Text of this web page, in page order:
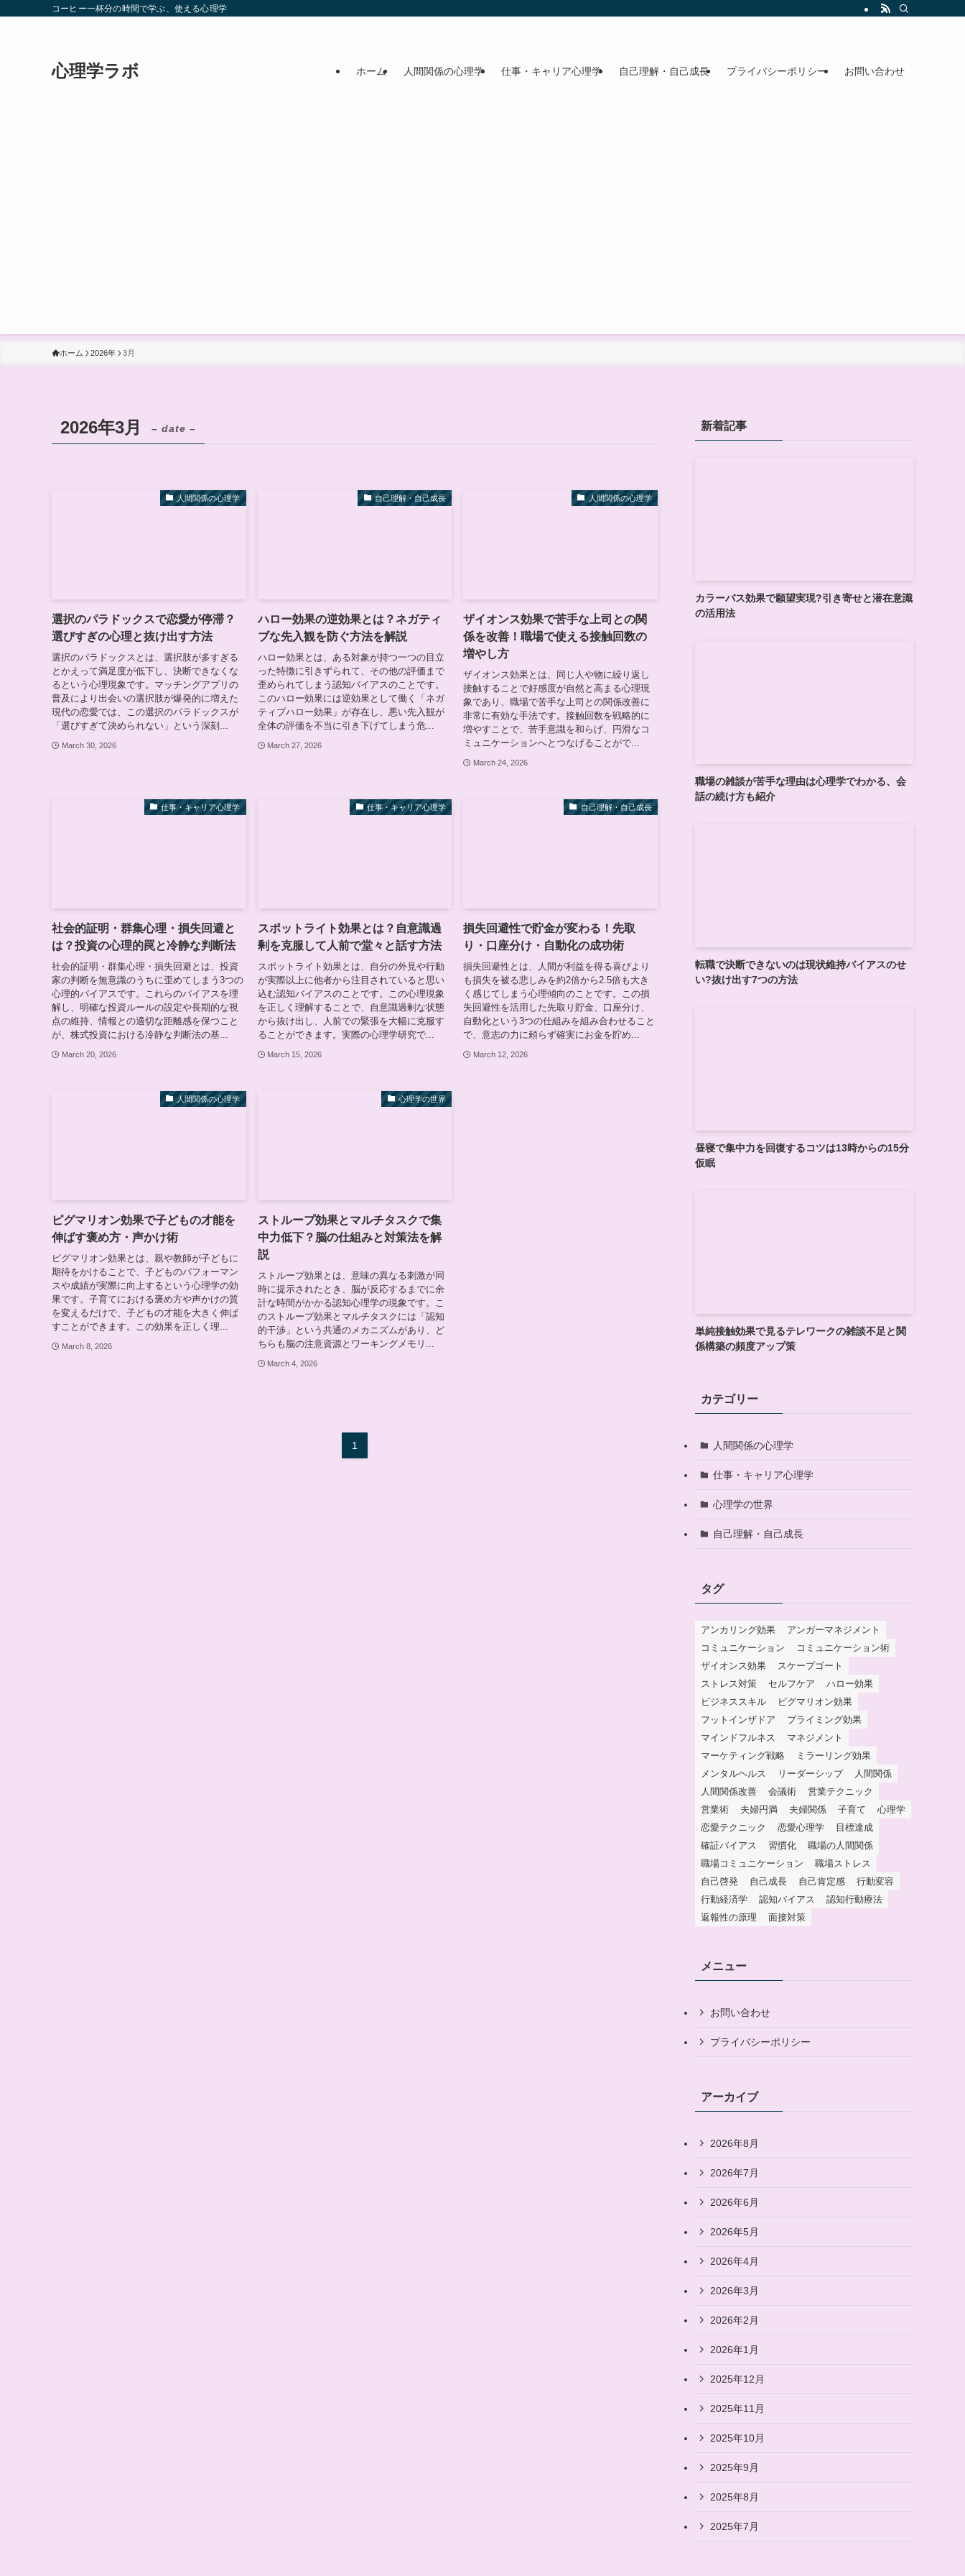
コーヒー一杯分の時間で学ぶ、使える心理学
心理学ラボ ホーム 人間関係の心理学 仕事・キャリア心理学 自己理解・自己成長 プライバシーポリシー お問い合わせ
ホーム 2026年 3月
2026年3月 – date –
人間関係の心理学
選択のパラドックスで恋愛が停滞？
選びすぎの心理と抜け出す方法
選択のパラドックスとは、選択肢が多すぎる
とかえって満足度が低下し、決断できなくな
るという心理現象です。マッチングアプリの
普及により出会いの選択肢が爆発的に増えた
現代の恋愛では、この選択のパラドックスが
「選びすぎて決められない」という深刻...
March 30, 2026
自己理解・自己成長
ハロー効果の逆効果とは？ネガティ
ブな先入観を防ぐ方法を解説
ハロー効果とは、ある対象が持つ一つの目立
った特徴に引きずられて、その他の評価まで
歪められてしまう認知バイアスのことです。
このハロー効果には逆効果として働く「ネガ
ティブハロー効果」が存在し、悪い先入観が
全体の評価を不当に引き下げてしまう危...
March 27, 2026
人間関係の心理学
ザイオンス効果で苦手な上司との関
係を改善！職場で使える接触回数の
増やし方
ザイオンス効果とは、同じ人や物に繰り返し
接触することで好感度が自然と高まる心理現
象であり、職場で苦手な上司との関係改善に
非常に有効な手法です。接触回数を戦略的に
増やすことで、苦手意識を和らげ、円滑なコ
ミュニケーションへとつなげることがで...
March 24, 2026
仕事・キャリア心理学
社会的証明・群集心理・損失回避と
は？投資の心理的罠と冷静な判断法
社会的証明・群集心理・損失回避とは、投資
家の判断を無意識のうちに歪めてしまう3つの
心理的バイアスです。これらのバイアスを理
解し、明確な投資ルールの設定や長期的な視
点の維持、情報との適切な距離感を保つこと
が、株式投資における冷静な判断法の基...
March 20, 2026
仕事・キャリア心理学
スポットライト効果とは？自意識過
剰を克服して人前で堂々と話す方法
スポットライト効果とは、自分の外見や行動
が実際以上に他者から注目されていると思い
込む認知バイアスのことです。この心理現象
を正しく理解することで、自意識過剰な状態
から抜け出し、人前での緊張を大幅に克服す
ることができます。実際の心理学研究で...
March 15, 2026
自己理解・自己成長
損失回避性で貯金が変わる！先取
り・口座分け・自動化の成功術
損失回避性とは、人間が利益を得る喜びより
も損失を被る悲しみを約2倍から2.5倍も大き
く感じてしまう心理傾向のことです。この損
失回避性を活用した先取り貯金、口座分け、
自動化という3つの仕組みを組み合わせること
で、意志の力に頼らず確実にお金を貯め...
March 12, 2026
人間関係の心理学
ピグマリオン効果で子どもの才能を
伸ばす褒め方・声かけ術
ピグマリオン効果とは、親や教師が子どもに
期待をかけることで、子どものパフォーマン
スや成績が実際に向上するという心理学の効
果です。子育てにおける褒め方や声かけの質
を変えるだけで、子どもの才能を大きく伸ば
すことができます。この効果を正しく理...
March 8, 2026
心理学の世界
ストループ効果とマルチタスクで集
中力低下？脳の仕組みと対策法を解
説
ストループ効果とは、意味の異なる刺激が同
時に提示されたとき、脳が反応するまでに余
計な時間がかかる認知心理学の現象です。こ
のストループ効果とマルチタスクには「認知
的干渉」という共通のメカニズムがあり、ど
ちらも脳の注意資源とワーキングメモリ...
March 4, 2026
1
新着記事
カラーバス効果で願望実現?引き寄せと潜在意識
の活用法
職場の雑談が苦手な理由は心理学でわかる、会
話の続け方も紹介
転職で決断できないのは現状維持バイアスのせ
い?抜け出す7つの方法
昼寝で集中力を回復するコツは13時からの15分
仮眠
単純接触効果で見るテレワークの雑談不足と関
係構築の頻度アップ策
カテゴリー
人間関係の心理学
仕事・キャリア心理学
心理学の世界
自己理解・自己成長
タグ
アンカリング効果
アンガーマネジメント
コミュニケーション
コミュニケーション術
ザイオンス効果
スケープゴート
ストレス対策
セルフケア
ハロー効果
ビジネススキル
ピグマリオン効果
フットインザドア
プライミング効果
マインドフルネス
マネジメント
マーケティング戦略
ミラーリング効果
メンタルヘルス
リーダーシップ
人間関係
人間関係改善
会議術
営業テクニック
営業術
夫婦円満 夫婦関係 子育て
心理学
恋愛テクニック
恋愛心理学
目標達成
確証バイアス
習慣化
職場の人間関係
職場コミュニケーション
職場ストレス
自己啓発
自己成長 自己肯定感
行動変容
行動経済学
認知バイアス
認知行動療法
返報性の原理
面接対策
メニュー
お問い合わせ
プライバシーポリシー
アーカイブ
2026年8月
2026年7月
2026年6月
2026年5月
2026年4月
2026年3月
2026年2月
2026年1月
2025年12月
2025年11月
2025年10月
2025年9月
2025年8月
2025年7月